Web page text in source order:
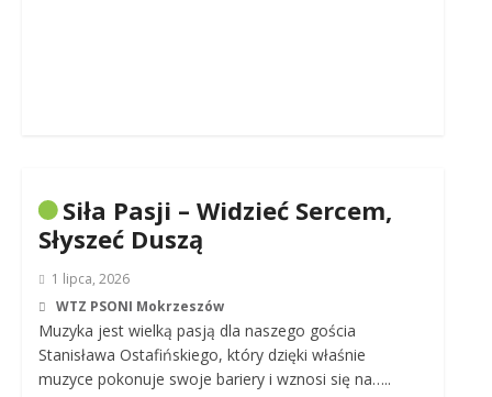
Siła Pasji – Widzieć Sercem,
Słyszeć Duszą
1 lipca, 2026
WTZ PSONI Mokrzeszów
Muzyka jest wielką pasją dla naszego gościa
Stanisława Ostafińskiego, który dzięki właśnie
muzyce pokonuje swoje bariery i wznosi się na…..